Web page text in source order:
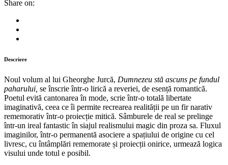
Share on:
Descriere
Noul volum al lui Gheorghe Jurcă, Dumnezeu stă ascuns pe fundul
paharului, se înscrie într-o lirică a reveriei, de esență romantică.
Poetul evită cantonarea în mode, scrie într-o totală libertate
imaginativă, ceea ce îi permite recrearea realității pe un fir narativ
rememorativ într-o proiecție mitică. Sâmburele de real se prelinge
într-un ireal fantastic în siajul realismului magic din proza sa. Fluxul
imaginilor, într-o permanentă asociere a spațiului de origine cu cel
livresc, cu întâmplări rememorate și proiecții onirice, urmează logica
visului unde totul e posibil.